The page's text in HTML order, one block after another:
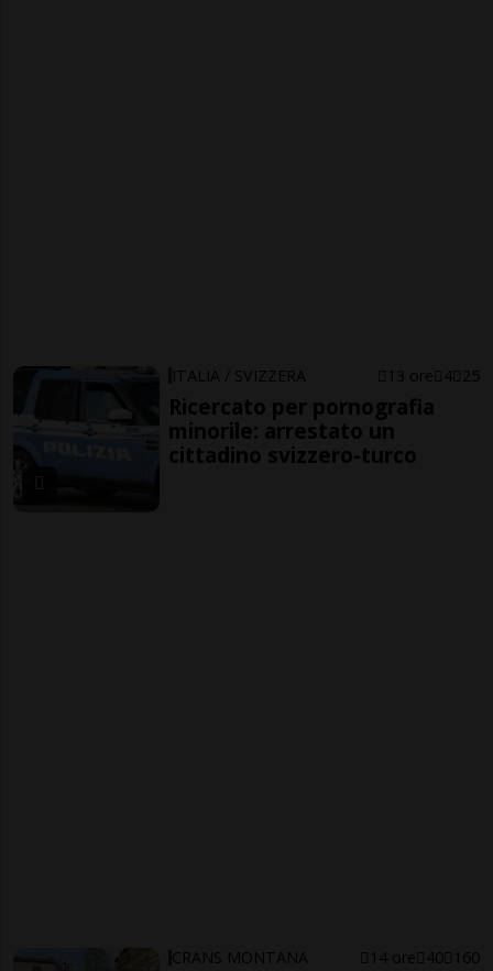
ITALIA / SVIZZERA 13 ore 4 25
Ricercato per pornografia
minorile: arrestato un
cittadino svizzero-turco
CRANS MONTANA 14 ore 40 160